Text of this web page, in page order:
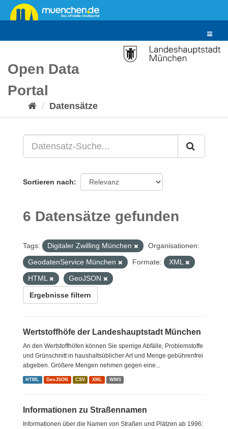
Überspringen
zum
Toggle
Open Data
Portal
Datensätze
Sortieren nach
6 Datensätze gefunden
Tags: Digitaler Zwilling München
Organisationen:
GeodatenService München
Formate:
XML
HTML
GeoJSON
Ergebnisse filtern
Wertstoffhöfe der Landeshauptstadt München
An den Wertstoffhöfen können Sie sperrige Abfälle, Problemstoffe
und Grünschnitt in haushaltsüblicher Art und Menge gebührenfrei
abgeben. Größere Mengen nehmen gegen eine...
HTML GeoJSON CSV XML WMS
Informationen zu Straßennamen
Informationen über die Namen von Straßen und Plätzen ab 1996: